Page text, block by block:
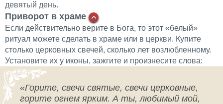
девятый день.
Приворот в храме
Если действительно верите в Бога, то этот «белый»
ритуал можете сделать в храме или в церкви. Купите
столько церковных свечей, сколько лет возлюбленному.
Установите их у иконы, зажгите и произнесите слова:
«Горите, свечи святые, свечи церковные,
горите огнем ярким. А ты, любимый мой,